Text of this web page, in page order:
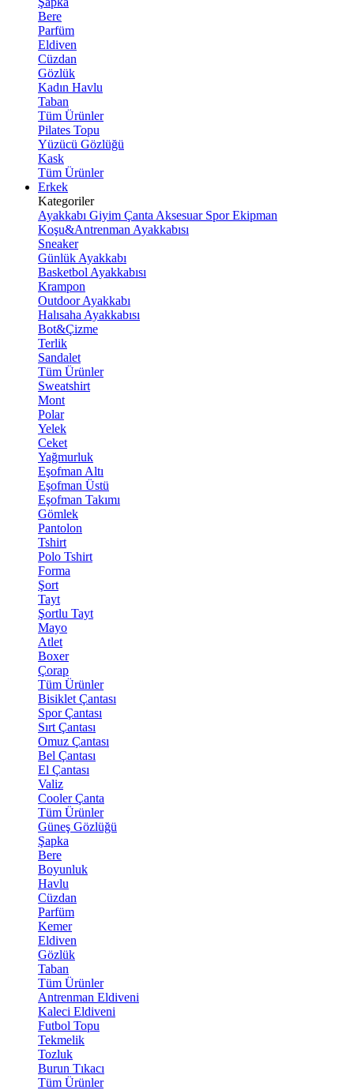
Bere
Parfüm
Eldiven
Cüzdan
Gözlük
Kadın Havlu
Taban
Tüm Ürünler
Pilates Topu
Yüzücü Gözlüğü
Kask
Tüm Ürünler
Erkek
Kategoriler
Ayakkabı Giyim Çanta Aksesuar Spor Ekipman
Koşu&Antrenman Ayakkabısı
Sneaker
Günlük Ayakkabı
Basketbol Ayakkabısı
Krampon
Outdoor Ayakkabı
Halısaha Ayakkabısı
Bot&Çizme
Terlik
Sandalet
Tüm Ürünler
Sweatshirt
Mont
Polar
Yelek
Ceket
Yağmurluk
Eşofman Altı
Eşofman Üstü
Eşofman Takımı
Gömlek
Pantolon
Tshirt
Polo Tshirt
Forma
Şort
Tayt
Şortlu Tayt
Mayo
Atlet
Boxer
Çorap
Tüm Ürünler
Bisiklet Çantası
Spor Çantası
Sırt Çantası
Omuz Çantası
Bel Çantası
El Çantası
Valiz
Cooler Çanta
Tüm Ürünler
Güneş Gözlüğü
Şapka
Bere
Boyunluk
Havlu
Cüzdan
Parfüm
Kemer
Eldiven
Gözlük
Taban
Tüm Ürünler
Antrenman Eldiveni
Kaleci Eldiveni
Futbol Topu
Tekmelik
Tozluk
Burun Tıkacı
Tüm Ürünler